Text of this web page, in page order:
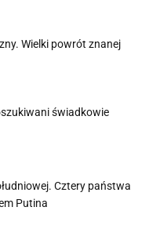
Wielki powrót znanej
świadkowie
Cztery państwa
Putina